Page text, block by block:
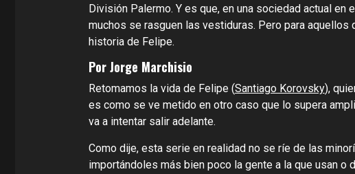
División Palermo. Y es que, en una sociedad actual
muchos se rasguen las vestiduras. Pero para
historia de Felipe.
Por Jorge Marchisio
Retomamos la vida de Felipe (Santiago Korovsky),
es como se ve metido en otro caso que lo supera
va a intentar salir adelante.
Como dije, esta serie en realidad no se ríe de las
importándoles más bien poco la gente a la que usan